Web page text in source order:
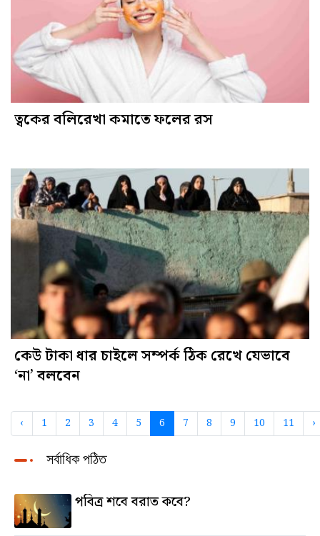
ত্বকের বলিরেখা কমাতে ফলের রস
কেউ টাকা ধার চাইলে সম্পর্ক ঠিক রেখে যেভাবে
‘না’ বলবেন
‹ 1 2 3 4 5 6 7 8 9 10 11 ›
সর্বাধিক পঠিত
পবিত্র শবে বরাত কবে?